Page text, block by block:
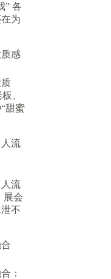
” 各
为
感
、
甜蜜
流
流
展会
不
：